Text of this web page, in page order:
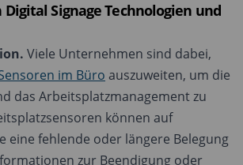
Signage Technologien und
Viele Unternehmen sind dabei,
im Büro auszuweiten, um die
das Arbeitsplatzmanagement zu
können auf
eine fehlende oder längere Belegung
zur Beendigung oder